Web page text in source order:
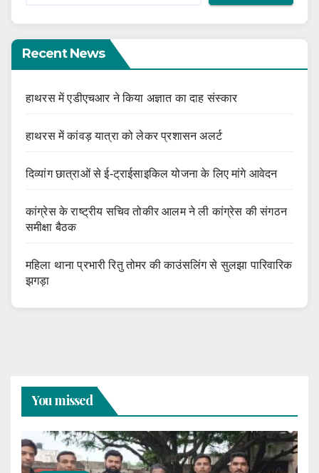
Recent News
हाथरस में एडीएचआर ने किया अज्ञात का दाह संस्कार
हाथरस में कांवड़ यात्रा को लेकर प्रशासन अलर्ट
दिव्यांग छात्राओं से ई-ट्राईसाइकिल योजना के लिए मांगे आवेदन
कांग्रेस के राष्ट्रीय सचिव तोकीर आलम ने ली कांग्रेस की संगठन
समीक्षा बैठक
महिला थाना प्रभारी रितु तोमर की काउंसलिंग से सुलझा पारिवारिक
झगड़ा
You missed